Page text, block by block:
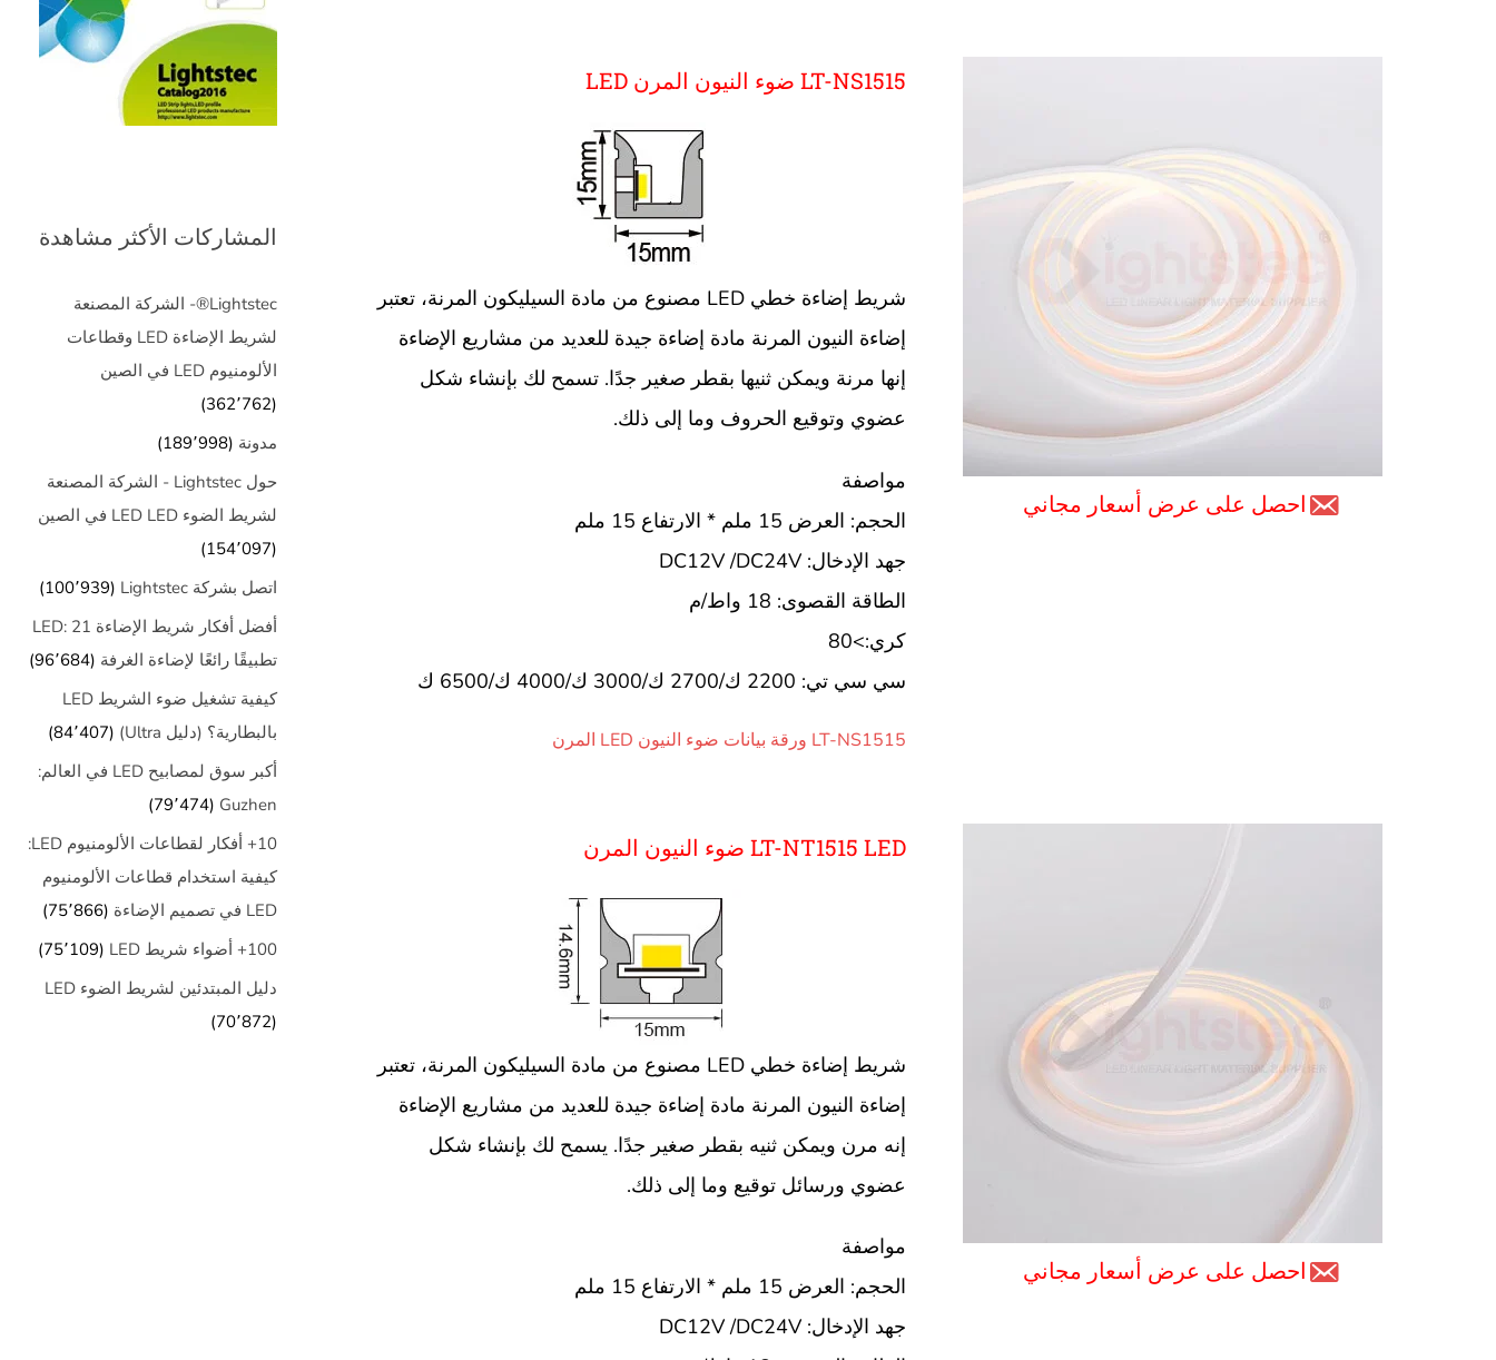
احصل على عرض أسعار مجاني
LT-NS1515 ضوء النيون المرن LED
شريط إضاءة خطي LED مصنوع من مادة السيليكون المرنة، تعتبر
إضاءة النيون المرنة مادة إضاءة جيدة للعديد من مشاريع الإضاءة
إنها مرنة ويمكن ثنيها بقطر صغير جدًا. تسمح لك بإنشاء شكل
عضوي وتوقيع الحروف وما إلى ذلك.
مواصفة
الحجم: العرض 15 ملم * الارتفاع 15 ملم
جهد الإدخال: DC12V /DC24V
الطاقة القصوى: 18 واط/م
كري:>80
سي سي تي: 2200 ك/2700 ك/3000 ك/4000 ك/6500 ك
LT-NS1515 ورقة بيانات ضوء النيون LED المرن
احصل على عرض أسعار مجاني
LT-NT1515 LED ضوء النيون المرن
شريط إضاءة خطي LED مصنوع من مادة السيليكون المرنة، تعتبر
إضاءة النيون المرنة مادة إضاءة جيدة للعديد من مشاريع الإضاءة
إنه مرن ويمكن ثنيه بقطر صغير جدًا. يسمح لك بإنشاء شكل
عضوي ورسائل توقيع وما إلى ذلك.
مواصفة
الحجم: العرض 15 ملم * الارتفاع 15 ملم
جهد الإدخال: DC12V /DC24V
المشاركات الأكثر مشاهدة
Lightstec®- الشركة المصنعة
لشريط الإضاءة LED وقطاعات
الألومنيوم LED في الصين
(362٬762)
مدونة (189٬998)
حول Lightstec - الشركة المصنعة
لشريط الضوء LED LED في الصين
(154٬097)
اتصل بشركة Lightstec
(100٬939)
أفضل أفكار شريط الإضاءة LED: 21
تطبيقًا رائعًا لإضاءة الغرفة (96٬684)
كيفية تشغيل ضوء الشريط LED
بالبطارية؟ (دليل Ultra)
(84٬407)
أكبر سوق لمصابيح LED في العالم:
Guzhen (79٬474)
10+ أفكار لقطاعات الألومنيوم LED:
كيفية استخدام قطاعات الألومنيوم
LED في تصميم الإضاءة
(75٬866)
100+ أضواء شريط LED
(75٬109)
دليل المبتدئين لشريط الضوء LED
(70٬872)